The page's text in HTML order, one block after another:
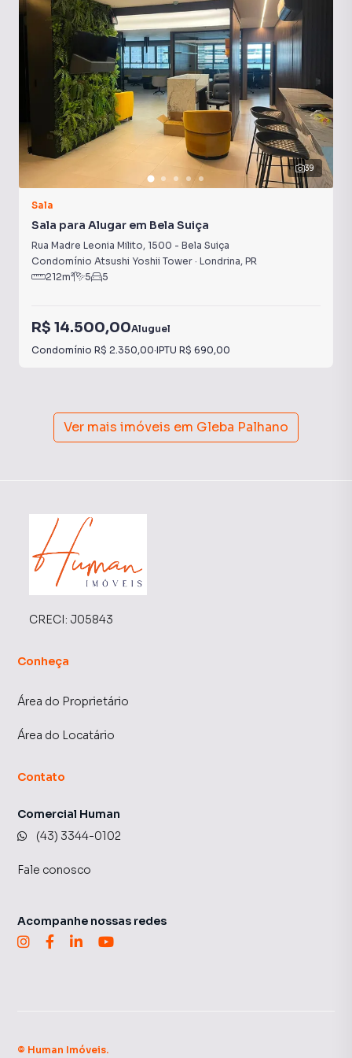
39
Sala
Sala para Alugar em Bela Suiça
Rua Madre Leonia Milito, 1500 - Bela Suiça
Condomínio Atsushi Yoshii Tower · Londrina, PR
212m² 5 5
R$ 14.500,00Aluguel
Condomínio R$ 2.350,00·IPTU R$ 690,00
Ver mais imóveis em Gleba Palhano
CRECI: J05843
Conheça
Área do Proprietário
Área do Locatário
Contato
Comercial Human
(43) 3344-0102
Fale conosco
Acompanhe nossas redes
© Human Imóveis.